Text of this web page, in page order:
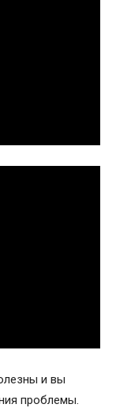
и вы
проблемы.